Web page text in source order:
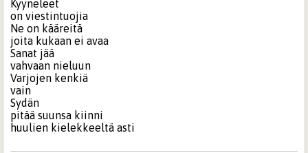
Kyyneleet
on viestintuojia
Ne on kääreitä
joita kukaan ei avaa
Sanat jää
vahvaan nieluun
Varjojen kenkiä
vain
Sydän
pitää suunsa kiinni
huulien kielekkeeltä asti